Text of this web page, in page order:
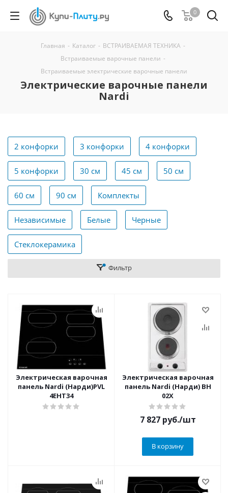
0
Главная - Каталог - ВСТРАИВАЕМАЯ ТЕХНИКА -
Встраиваемые варочные панели -
Встраиваемые электрические варочные панели
Электрические варочные панели
Nardi
2 конфорки 3 конфорки 4 конфорки
5 конфорки 30 см 45 см 50 см
60 см 90 см Комплекты
Независимые Белые Черные
Стеклокерамика
Фильтр
Электрическая варочная
панель Nardi (Нарди)PVL
4EHT34
Электрическая варочная
панель Nardi (Нарди) BH
02X
7 827руб./шт
В корзину